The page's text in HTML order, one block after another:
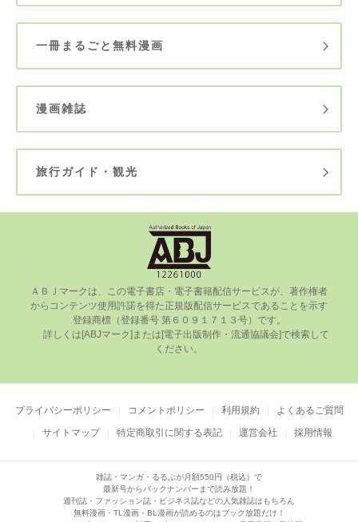
一冊まるごと無料漫画
漫画雑誌
旅行ガイド・観光
ＡＢＪマークは、この電⼦書店・電⼦書籍配信サービスが、著作権者
からコンテンツ使⽤許諾を得た正規版配信サービスであることを⽰す
登録商標（登録番号 第６０９１７１３号）です。
ください。
プライバシーポリシー コメントポリシー 利用規約
よくあるご質問
サイトマップ
特定商取引に関する表記 運営会社 採用情報
雑誌・マンガ・るるぶが月額550円（税込）で
最新号からバックナンバーまで読み放題！
週刊誌・ファッション誌・ビジネス誌などの人気雑誌はもちろん
無料漫画・TL漫画・BL漫画が読めるのはブック放題だけ！